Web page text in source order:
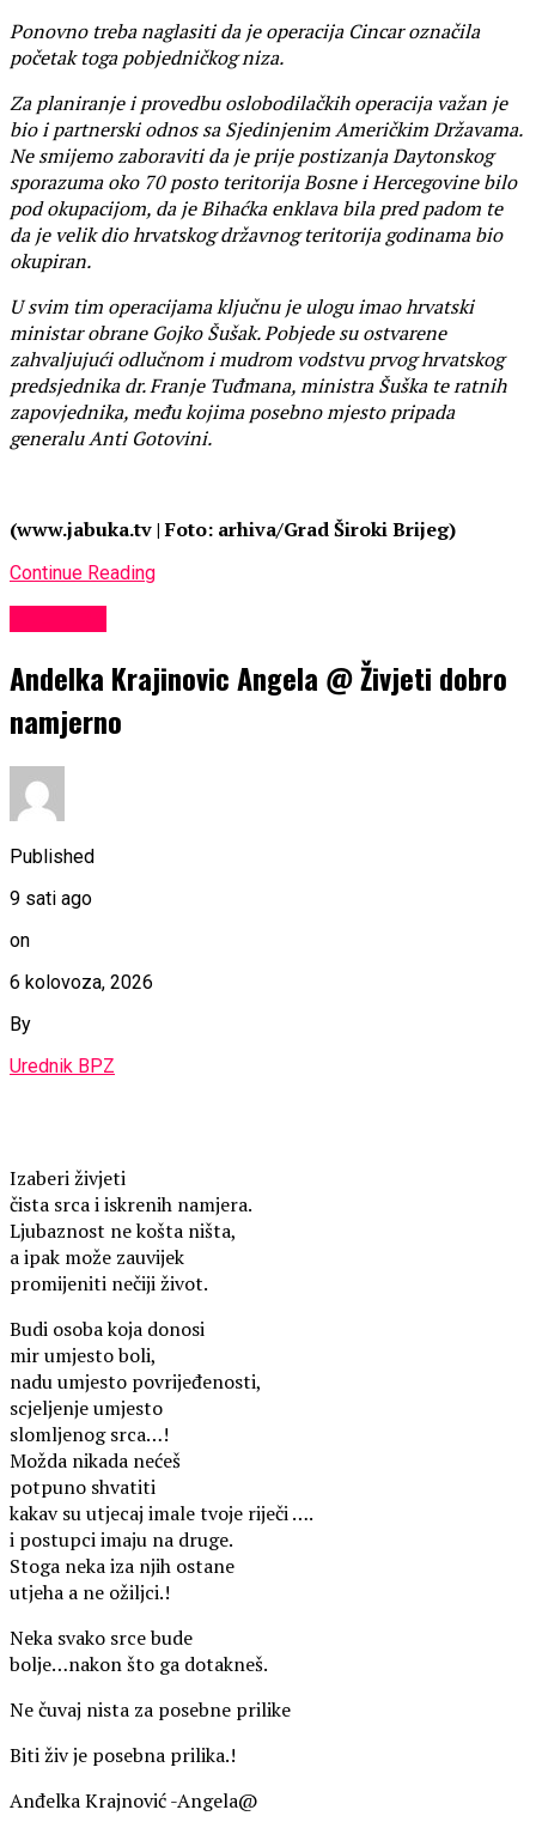
Ponovno treba naglasiti da je operacija Cincar označila
početak toga pobjedničkog niza.
Za planiranje i provedbu oslobodilačkih operacija važan je
bio i partnerski odnos sa Sjedinjenim Američkim Državama.
Ne smijemo zaboraviti da je prije postizanja Daytonskog
sporazuma oko 70 posto teritorija Bosne i Hercegovine bilo
pod okupacijom, da je Bihaćka enklava bila pred padom te
da je velik dio hrvatskog državnog teritorija godinama bio
okupiran.
U svim tim operacijama ključnu je ulogu imao hrvatski
ministar obrane Gojko Šušak. Pobjede su ostvarene
zahvaljujući odlučnom i mudrom vodstvu prvog hrvatskog
predsjednika dr. Franje Tuđmana, ministra Šuška te ratnih
zapovjednika, među kojima posebno mjesto pripada
generalu Anti Gotovini.
(www.jabuka.tv | Foto: arhiva/Grad Široki Brijeg)
Continue Reading
Andelka Krajinovic Angela @ Živjeti dobro
namjerno
Published
9 sati ago
on
6 kolovoza, 2026
By
Urednik BPZ
Izaberi živjeti
čista srca i iskrenih namjera.
Ljubaznost ne košta ništa,
a ipak može zauvijek
promijeniti nečiji život.
Budi osoba koja donosi
mir umjesto boli,
nadu umjesto povrijeđenosti,
scjeljenje umjesto
slomljenog srca…!
Možda nikada nećeš
potpuno shvatiti
kakav su utjecaj imale tvoje riječi ….
i postupci imaju na druge.
Stoga neka iza njih ostane
utjeha a ne ožiljci.!
Neka svako srce bude
bolje…nakon što ga dotakneš.
Ne čuvaj nista za posebne prilike
Biti živ je posebna prilika.!
Anđelka Krajnović -Angela@